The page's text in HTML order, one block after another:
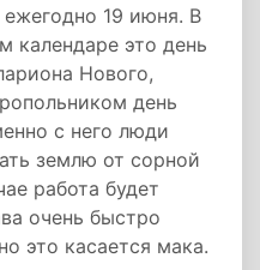
19 июня. В
календаре это день
Нового,
день
с него люди
землю от сорной
работа будет
очень быстро
это касается мака.